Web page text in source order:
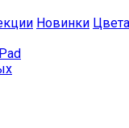
Новинки Цвета